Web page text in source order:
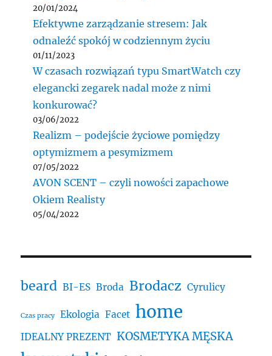
20/01/2024
Efektywne zarządzanie stresem: Jak
odnaleźć spokój w codziennym życiu
01/11/2023
W czasach rozwiązań typu SmartWatch czy
elegancki zegarek nadal może z nimi
konkurować?
03/06/2022
Realizm – podejście życiowe pomiędzy
optymizmem a pesymizmem
07/05/2022
AVON SCENT – czyli nowości zapachowe
Okiem Realisty
05/04/2022
beard BI-ES Broda Brodacz Cyrulicy
Czas pracy Ekologia Facet home
IDEALNY PREZENT KOSMETYKA MĘSKA